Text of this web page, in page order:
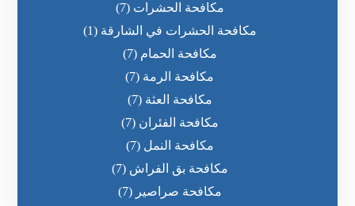
مكافحة الحشرات (7)
مكافحة الحشرات في الشارقة (1)
مكافحة الحمام (7)
مكافحة الرمة (7)
مكافحة العثة (7)
مكافحة الفئران (7)
مكافحة النمل (7)
مكافحة بق الفراش (7)
مكافحة صراصير (7)